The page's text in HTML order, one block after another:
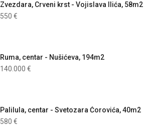
Zvezdara, Crveni krst - Vojislava Ilića, 58m2
550 €
Ruma, centar - Nušićeva, 194m2
140.000 €
Palilula, centar - Svetozara Ćorovića, 40m2
580 €